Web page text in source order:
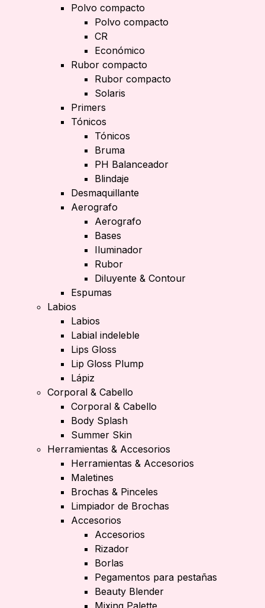
Polvo compacto
Polvo compacto
CR
Económico
Rubor compacto
Rubor compacto
Solaris
Primers
Tónicos
Tónicos
Bruma
PH Balanceador
Blindaje
Desmaquillante
Aerografo
Aerografo
Bases
Iluminador
Rubor
Diluyente & Contour
Espumas
Labios
Labios
Labial indeleble
Lips Gloss
Lip Gloss Plump
Lápiz
Corporal & Cabello
Corporal & Cabello
Body Splash
Summer Skin
Herramientas & Accesorios
Herramientas & Accesorios
Maletines
Brochas & Pinceles
Limpiador de Brochas
Accesorios
Accesorios
Rizador
Borlas
Pegamentos para pestañas
Beauty Blender
Mixing Palette